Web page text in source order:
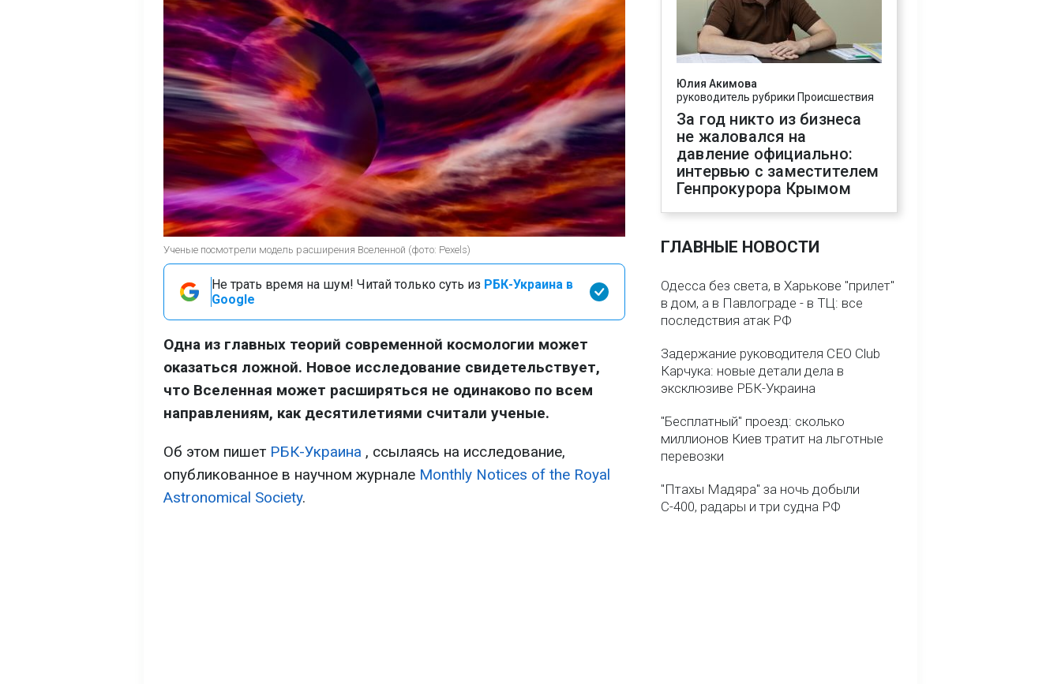
Ученые посмотрели модель расширения Вселенной (фото: Pexels)
Не трать время на шум! Читай только суть из РБК-Украина в
Google
Одна из главных теорий современной космологии может
оказаться ложной. Новое исследование свидетельствует,
что Вселенная может расширяться не одинаково по всем
направлениям, как десятилетиями считали ученые.
Об этом пишет РБК-Украина , ссылаясь на исследование,
опубликованное в научном журнале Monthly Notices of the Royal
Astronomical Society.
Юлия Акимова
руководитель рубрики Происшествия
За год никто из бизнеса
не жаловался на
давление официально:
интервью с заместителем
Генпрокурора Крымом
ГЛАВНЫЕ НОВОСТИ
Одесса без света, в Харькове "прилет"
в дом, а в Павлограде - в ТЦ: все
последствия атак РФ
Задержание руководителя CEO Club
Карчука: новые детали дела в
эксклюзиве РБК-Украина
"Бесплатный" проезд: сколько
миллионов Киев тратит на льготные
перевозки
"Птахы Мадяра" за ночь добыли
С-400, радары и три судна РФ